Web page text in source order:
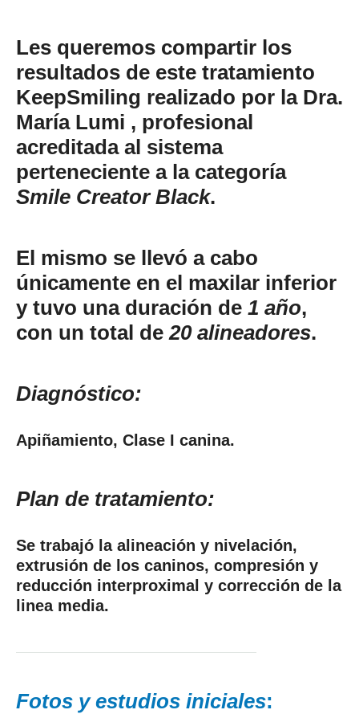
Les queremos compartir los
resultados de este tratamiento
KeepSmiling realizado por la Dra.
María Lumi , profesional
acreditada al sistema
perteneciente a la categoría
Smile Creator Black.
El mismo se llevó a cabo
únicamente en el maxilar inferior
y tuvo una duración de 1 año,
con un total de 20 alineadores.
Diagnóstico:
Apiñamiento, Clase I canina.
Plan de tratamiento:
Se trabajó la alineación y nivelación,
extrusión de los caninos, compresión y
reducción interproximal y corrección de la
linea media.
Fotos y estudios iniciales: